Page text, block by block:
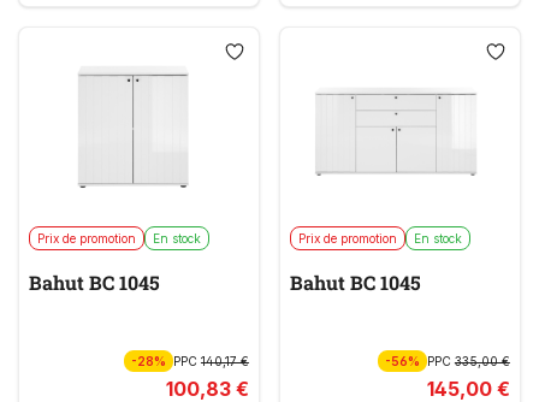
Prix de promotion En stock
Bahut BC 1045
-28% PPC 140,17 €
100,83 €
Prix de promotion En stock
Bahut BC 1045
-56% PPC335,00 €
145,00 €